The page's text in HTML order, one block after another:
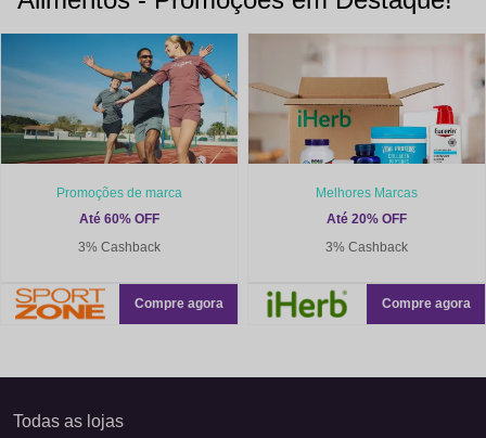
Promoções de marca
Até 60% OFF
3% Cashback
Compre agora
Melhores Marcas
Até 20% OFF
3% Cashback
Compre agora
Todas as lojas